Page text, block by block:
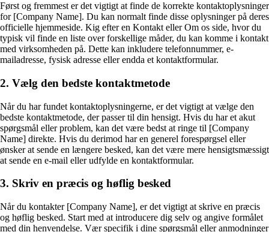
Først og fremmest er det vigtigt at finde de korrekte kontaktoplysninger
for [Company Name]. Du kan normalt finde disse oplysninger på deres
officielle hjemmeside. Kig efter en Kontakt eller Om os side, hvor du
typisk vil finde en liste over forskellige måder, du kan komme i kontakt
med virksomheden på. Dette kan inkludere telefonnummer, e-
mailadresse, fysisk adresse eller endda et kontaktformular.
2. Vælg den bedste kontaktmetode
Når du har fundet kontaktoplysningerne, er det vigtigt at vælge den
bedste kontaktmetode, der passer til din hensigt. Hvis du har et akut
spørgsmål eller problem, kan det være bedst at ringe til [Company
Name] direkte. Hvis du derimod har en generel forespørgsel eller
ønsker at sende en længere besked, kan det være mere hensigtsmæssigt
at sende en e-mail eller udfylde en kontaktformular.
3. Skriv en præcis og høflig besked
Når du kontakter [Company Name], er det vigtigt at skrive en præcis
og høflig besked. Start med at introducere dig selv og angive formålet
med din henvendelse. Vær specifik i dine spørgsmål eller anmodninger